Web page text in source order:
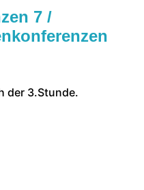
7 /
der 3.Stunde.